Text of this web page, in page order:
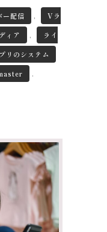
ー配信 ,
Vラ
ィア ,
ライ
リのシステム
.